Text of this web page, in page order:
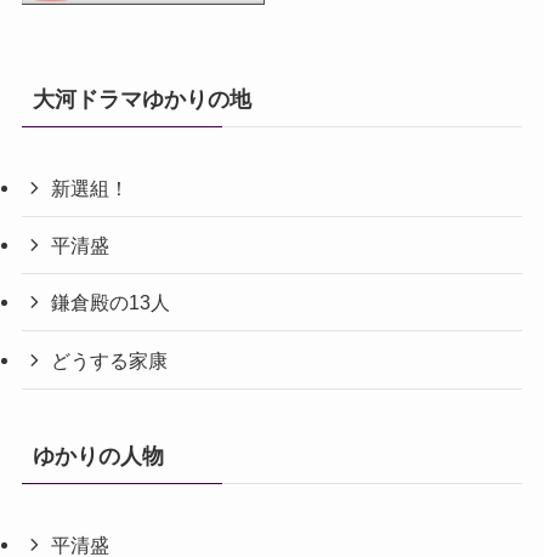
大河ドラマゆかりの地
新選組！
平清盛
鎌倉殿の13人
どうする家康
ゆかりの人物
平清盛